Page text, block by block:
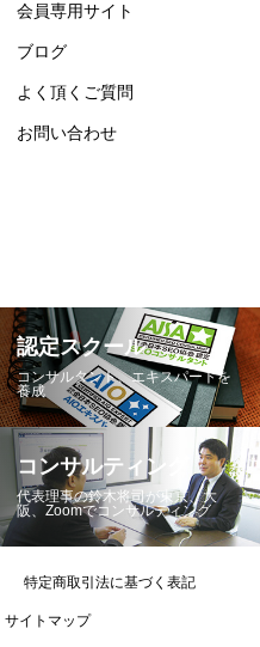
会員専用サイト
ブログ
よく頂くご質問
お問い合わせ
認定スクール
コンサルタント、エキスパートを
養成
コンサルティング
代表理事の鈴木将司が東京、大
阪、Zoomでコンサルティング
特定商取引法に基づく表記
サイトマップ